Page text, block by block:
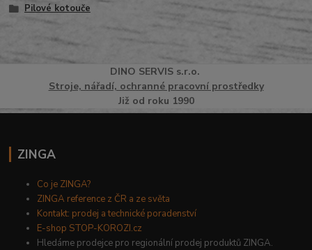
Pilové kotouče
DINO SERVISs.r.o.
Stroje, nářadí, ochranné pracovní prostředky
Již od roku 1990
ZINGA
Co je ZINGA?
ZINGA reference z ČR a ze světa
Kontakt: prodej a technické poradenství
E-shop STOP-KOROZI.cz
Hledáme prodejce pro regionální prodej produktů ZINGA.